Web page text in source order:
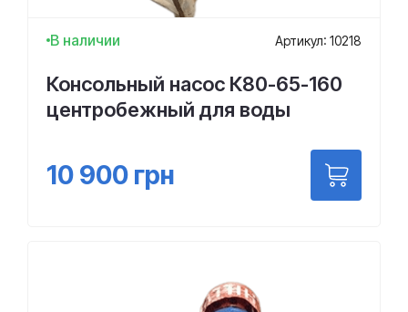
В наличии Артикул: 10218
Консольный насос К80-65-160
центробежный для воды
10 900 грн